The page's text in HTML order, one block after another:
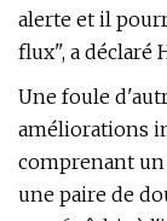
alerte et il
flux", a déclaré
Une foule
améliorations
comprenant un
une paire de